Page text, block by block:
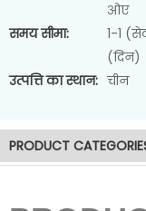
ओए
समय सीमा:
1-1
(दिन)
उत्पत्ति का स्थान: चीन
PRODUCT
कीचड़ से पानी निकालने